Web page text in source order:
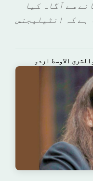
جانے سے آگاہ کیا
ہے کہ انٹیلیجنس
الاوسط اردو